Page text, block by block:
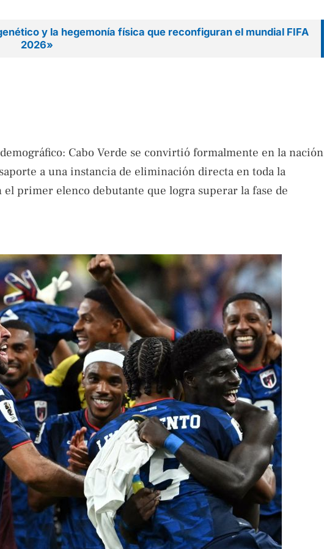
y la hegemonía física que reconfiguran el mundial FIFA
2026»
Cabo Verde se convirtió formalmente en la nación
a una instancia de eliminación directa en toda la
primer elenco debutante que logra superar la fase de